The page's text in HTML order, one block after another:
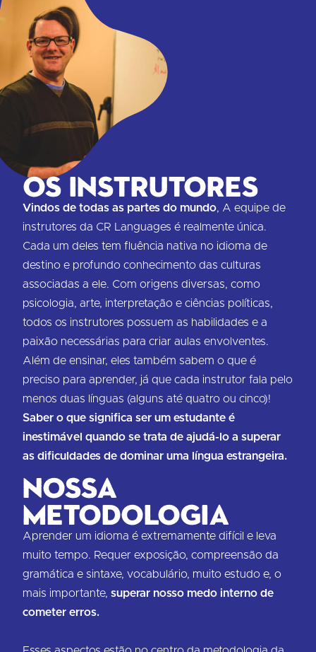
Os instrutores
Vindos de todas as partes do mundo, A equipe de
instrutores da CR Languages é realmente única.
Cada um deles tem fluência nativa no idioma de
destino e profundo conhecimento das culturas
associadas a ele. Com origens diversas, como
psicologia, arte, interpretação e ciências políticas,
todos os instrutores possuem as habilidades e a
paixão necessárias para criar aulas envolventes.
Além de ensinar, eles também sabem o que é
preciso para aprender, já que cada instrutor fala pelo
menos duas línguas (alguns até quatro ou cinco)!
Saber o que significa ser um estudante é
inestimável quando se trata de ajudá-lo a superar
as dificuldades de dominar uma língua estrangeira.
Nossa
Metodologia
Aprender um idioma é extremamente difícil e leva
muito tempo. Requer exposição, compreensão da
gramática e sintaxe, vocabulário, muito estudo e, o
mais importante,superar nosso medo interno de
cometer erros.